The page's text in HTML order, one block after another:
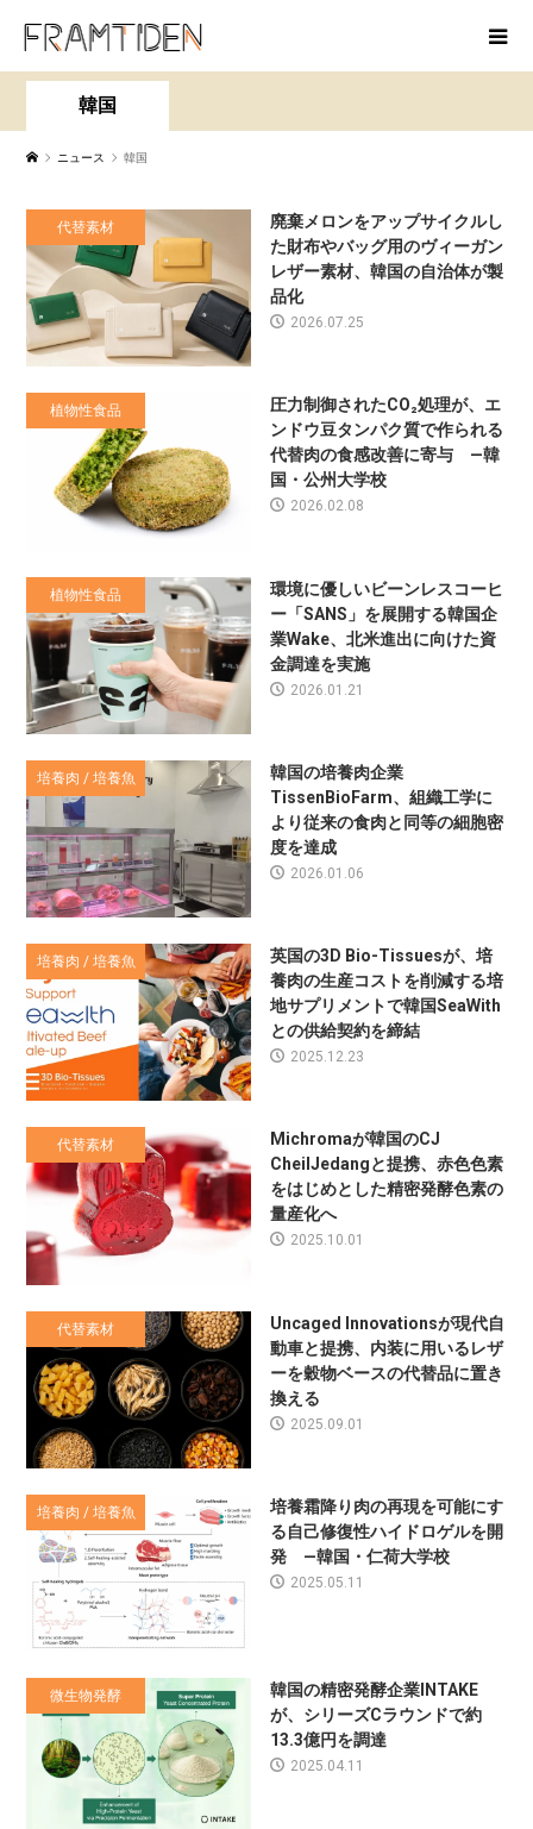
韓国
ニュース 韓国
代替素材
廃棄メロンをアップサイクルし
た財布やバッグ用のヴィーガン
レザー素材、韓国の自治体が製
品化
2026.07.25
植物性食品
圧力制御されたCO₂処理が、エ
ンドウ豆タンパク質で作られる
代替肉の食感改善に寄与 —韓
国・公州大学校
2026.02.08
植物性食品
環境に優しいビーンレスコーヒ
ー「SANS」を展開する韓国企
業Wake、北米進出に向けた資
金調達を実施
2026.01.21
培養肉 / 培養魚
韓国の培養肉企業
TissenBioFarm、組織工学に
より従来の食肉と同等の細胞密
度を達成
2026.01.06
培養肉 / 培養魚
英国の3D Bio-Tissuesが、培
養肉の生産コストを削減する培
地サプリメントで韓国SeaWith
との供給契約を締結
2025.12.23
代替素材
Michromaが韓国のCJ
CheilJedangと提携、赤色色素
をはじめとした精密発酵色素の
量産化へ
2025.10.01
代替素材
Uncaged Innovationsが現代自
動車と提携、内装に用いるレザ
ーを穀物ベースの代替品に置き
換える
2025.09.01
培養肉 / 培養魚
培養霜降り肉の再現を可能にす
る自己修復性ハイドロゲルを開
発 —韓国・仁荷大学校
2025.05.11
微生物発酵
韓国の精密発酵企業INTAKE
が、シリーズCラウンドで約
13.3億円を調達
2025.04.11